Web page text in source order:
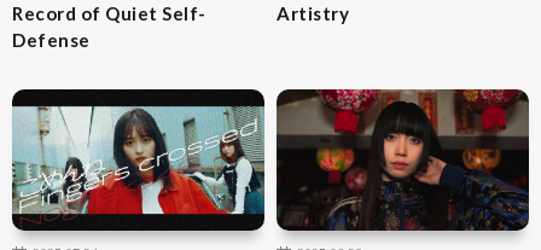
Record of Quiet Self-
Defense
Artistry